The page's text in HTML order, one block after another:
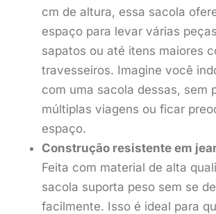
cm de altura, essa sacola
espaço para levar várias
sapatos ou até itens maiores
travesseiros. Imagine você
com uma sacola dessas, sem
múltiplas viagens ou ficar
espaço.
Construção resistente em
Feita com material de alta
sacola suporta peso sem se
facilmente. Isso é ideal para